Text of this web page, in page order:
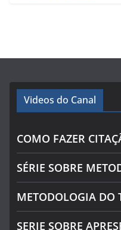
Videos do Canal
COMO FAZER
SÉRIE SOBRE
METODOLOGIA DO
SERIE SOBRE